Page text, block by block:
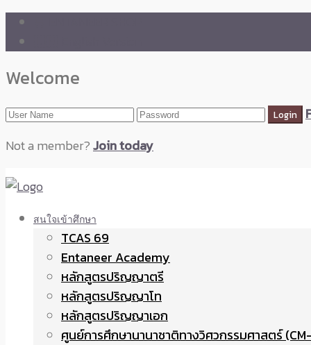
Welcome
Not a member?Join today
สนใจเข้าศึกษา
TCAS 69
Entaneer Academy
หลักสูตรปริญญาตรี
หลักสูตรปริญญาโท
หลักสูตรปริญญาเอก
ศูนย์การศึกษานานาชาติทางวิศวกรรมศาสตร์